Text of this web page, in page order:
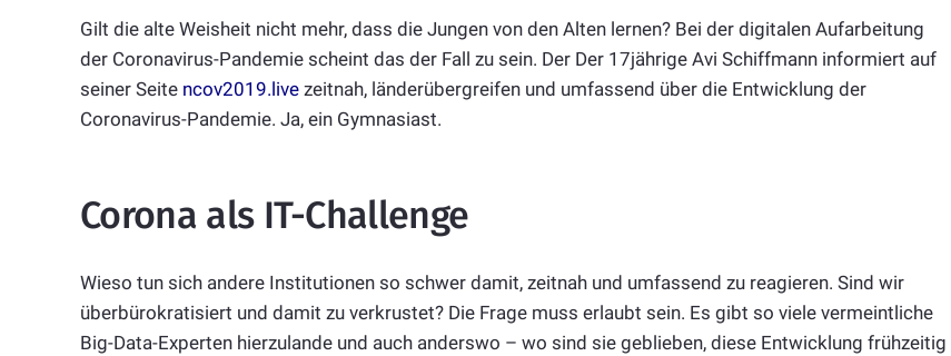
Gilt die alte Weisheit nicht mehr, dass die Jungen von den Alten lernen? Bei der digitalen Aufarbeitung
der Coronavirus-Pandemie scheint das der Fall zu sein. Der Der 17jährige Avi Schiffmann informiert auf
seiner Seite ncov2019.live zeitnah, länderübergreifen und umfassend über die Entwicklung der
Coronavirus-Pandemie. Ja, ein Gymnasiast.
Corona als IT-Challenge
Wieso tun sich andere Institutionen so schwer damit, zeitnah und umfassend zu reagieren. Sind wir
überbürokratisiert und damit zu verkrustet? Die Frage muss erlaubt sein. Es gibt so viele vermeintliche
Big-Data-Experten hierzulande und auch anderswo – wo sind sie geblieben, diese Entwicklung frühzeitig